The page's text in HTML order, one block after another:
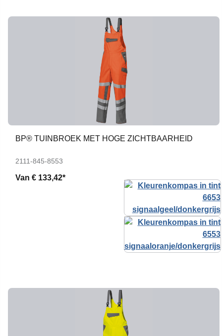
BP® TUINBROEK MET HOGE ZICHTBAARHEID
2111-845-8553
Van € 133,42*